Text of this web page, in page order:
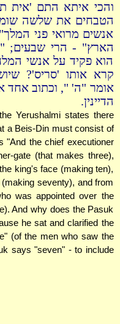
והכי איתא התם 'אית
הטבחים את שלשה
אנשים מרואי פני
הארץ" - הרי שבעים;
הוא פקיד על אנשי
קרא אותו 'סריס'?
אומר "ה' ", וכתוב אחד
הדיינין.
Yerushalmi states there
a Beis-Din must consist of
"And the chief executioner
gate (that makes three),
king's face (making ten),
seventy), and from
was appointed over the
And why does the Pasuk
he sat and clarified the
(of the men who saw the
says "seven" - to include